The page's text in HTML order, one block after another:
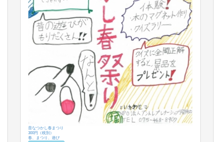
昔なつかし春まつり
300円（税別）
春、まつり、遊び